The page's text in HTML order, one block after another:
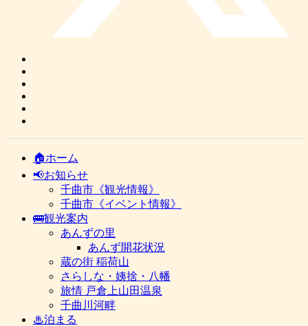
🏠ホーム
📢お知らせ
千曲市《観光情報》
千曲市《イベント情報》
🚌観光案内
あんずの里
あんず開花状況
蔵の街 稲荷山
さらしな・姨捨・八幡
旅情 戸倉上山田温泉
千曲川河畔
♨泊まる